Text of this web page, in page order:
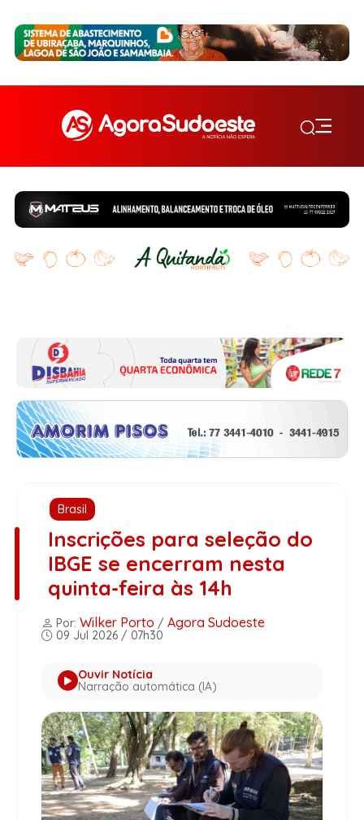
Brasil
Inscrições para seleção do
IBGE se encerram nesta
quinta-feira às 14h
Por: Wilker Porto / Agora Sudoeste
09 Jul 2026 / 07h30
Ouvir Notícia
Narração automática (IA)